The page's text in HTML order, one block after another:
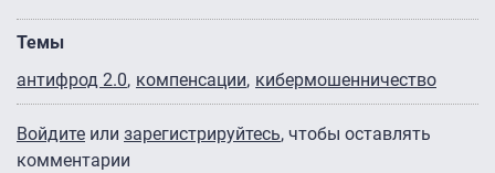
Темы
антифрод 2.0 компенсации кибермошенничество
Войдите или зарегистрируйтесь, чтобы оставлять
комментарии